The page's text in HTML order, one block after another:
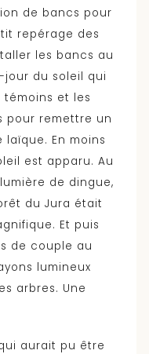
de bancs pour
repérage des
les bancs au
du soleil qui
témoins et les
pour remettre un
En moins
est apparu. Au
de dingue,
du Jura était
Et puis
de couple au
lumineux
arbres. Une
aurait pu être